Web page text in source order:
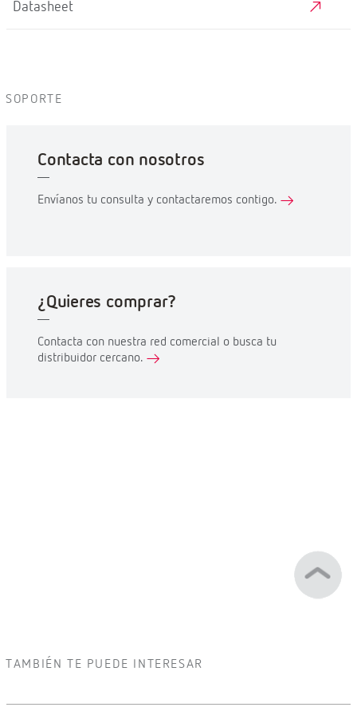
Datasheet
SOPORTE
Contacta con nosotros
Envíanos tu consulta y contactaremos contigo.
¿Quieres comprar?
Contacta con nuestra red comercial o busca tu
distribuidor cercano.
TAMBIÉN TE PUEDE INTERESAR